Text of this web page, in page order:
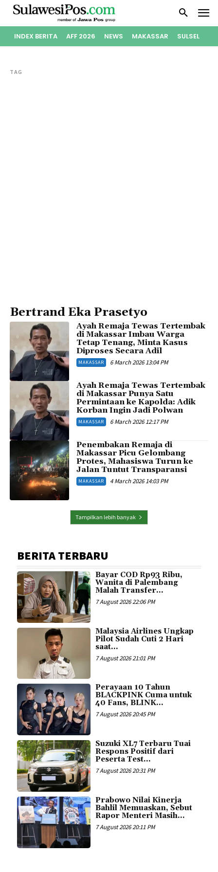
INDEX BERITA AFF 2026 NEWS MAKASSAR SULSEL
TAG
Bertrand Eka Prasetyo
Ayah Remaja Tewas Tertembak
di Makassar Imbau Warga
Tetap Tenang, Minta Kasus
Diproses Secara Adil
MAKASSAR 6 March 2026 13:04 PM
Ayah Remaja Tewas Tertembak
di Makassar Punya Satu
Permintaan ke Kapolda: Adik
Korban Ingin Jadi Polwan
MAKASSAR 6 March 2026 12:17 PM
Penembakan Remaja di
Makassar Picu Gelombang
Protes, Mahasiswa Turun ke
Jalan Tuntut Transparansi
MAKASSAR 4 March 2026 14:03 PM
Tampilkan lebih banyak
BERITA TERBARU
Bayar COD Rp93 Ribu,
Wanita di Palembang
Malah Transfer...
7 August 2026 22:06 PM
Malaysia Airlines Ungkap
Pilot Sudah Cuti 2 Hari
saat...
7 August 2026 21:01 PM
Perayaan 10 Tahun
BLACKPINK Cuma untuk
40 Fans, BLINK...
7 August 2026 20:45 PM
Suzuki XL7 Terbaru Tuai
Respons Positif dari
Peserta Test...
7 August 2026 20:31 PM
Prabowo Nilai Kinerja
Bahlil Memuaskan, Sebut
Rapor Menteri Masih...
7 August 2026 20:11 PM